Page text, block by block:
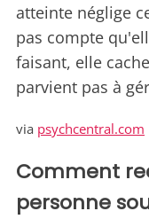
atteinte néglige
pas compte
faisant, elle
parvient pas à
via psychcentral.com
Comment
personne